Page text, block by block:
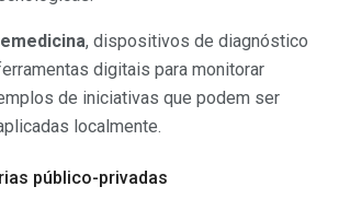
, dispositivos de diagnóstico
digitais para monitorar
de iniciativas que podem ser
localmente.
público-privadas